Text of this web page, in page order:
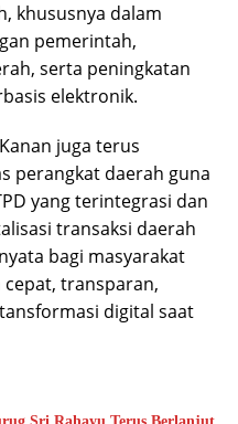
khususnya dalam
pemerintah,
serta peningkatan
elektronik.
juga terus
perangkat daerah guna
yang terintegrasi dan
transaksi daerah
bagi masyarakat
transparan,
digital saat